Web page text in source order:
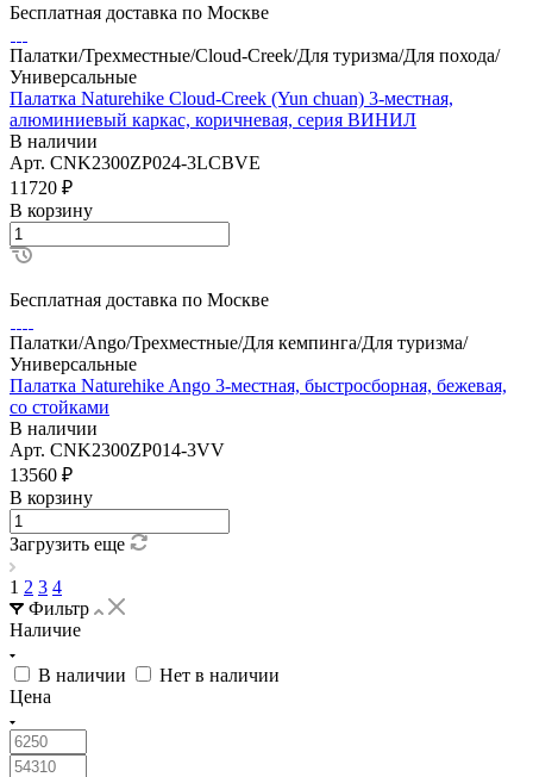
Бесплатная доставка по Москве
Палатки/Трехместные/Cloud-Creek/Для туризма/Для похода/
Универсальные
Палатка Naturehike Cloud-Creek (Yun chuan) 3-местная,
алюминиевый каркас, коричневая, серия ВИНИЛ
В наличии
Арт. CNK2300ZP024-3LCBVE
11720 ₽
В корзину
Бесплатная доставка по Москве
Палатки/Ango/Трехместные/Для кемпинга/Для туризма/
Универсальные
Палатка Naturehike Ango 3-местная, быстросборная, бежевая,
со стойками
В наличии
Арт. CNK2300ZP014-3VV
13560 ₽
В корзину
Загрузить еще
1 2 3 4
Фильтр
Наличие
В наличии
Нет в наличии
Цена